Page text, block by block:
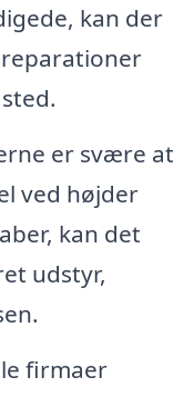
kan der
er svære at
ved højder
kan det
udstyr,
firmaer